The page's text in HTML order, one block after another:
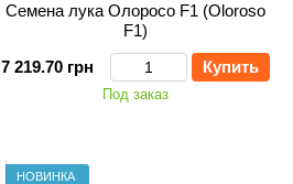
Семена лука Олоросо F1 (Oloroso
F1)
7 219.70 грн
Купить
Под заказ
НОВИНКА